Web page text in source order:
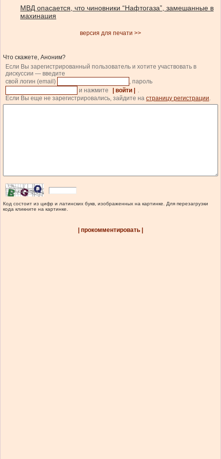
МВД опасается, что чиновники “Нафтогаза”, замешанные в
махинация
версия для печати >>
Что скажете, Аноним?
Если Вы зарегистрированный пользователь и хотите участвовать в
дискуссии — введите
свой логин (email)
, пароль
и нажмите
| войти |
.
Если Вы еще не зарегистрировались, зайдите на страницу регистрации.
Код состоит из цифр и латинских букв, изображенных на картинке. Для перезагрузки
кода кликните на картинке.
| прокомментировать |